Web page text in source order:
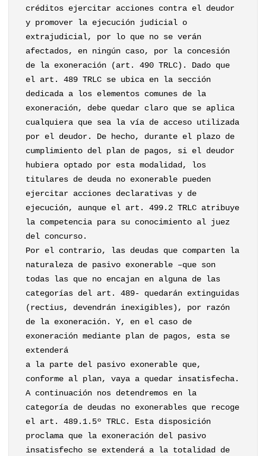
créditos ejercitar acciones contra el deudor
y promover la ejecución judicial o
extrajudicial, por lo que no se verán
afectados, en ningún caso, por la concesión
de la exoneración (art. 490 TRLC). Dado que
el art. 489 TRLC se ubica en la sección
dedicada a los elementos comunes de la
exoneración, debe quedar claro que se aplica
cualquiera que sea la vía de acceso utilizada
por el deudor. De hecho, durante el plazo de
cumplimiento del plan de pagos, si el deudor
hubiera optado por esta modalidad, los
titulares de deuda no exonerable pueden
ejercitar acciones declarativas y de
ejecución, aunque el art. 499.2 TRLC atribuye
la competencia para su conocimiento al juez
del concurso.
Por el contrario, las deudas que comparten la
naturaleza de pasivo exonerable –que son
todas las que no encajan en alguna de las
categorías del art. 489- quedarán extinguidas
(rectius, devendrán inexigibles), por razón
de la exoneración. Y, en el caso de
exoneración mediante plan de pagos, esta se
extenderá
a la parte del pasivo exonerable que,
conforme al plan, vaya a quedar insatisfecha.
A continuación nos detendremos en la
categoría de deudas no exonerables que recoge
el art. 489.1.5º TRLC. Esta disposición
proclama que la exoneración del pasivo
insatisfecho se extenderá a la totalidad de